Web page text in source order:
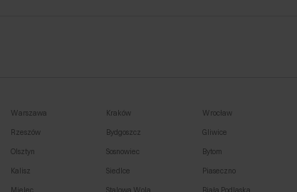
Warszawa Kraków Wrocław
Rzeszów Bydgoszcz Gliwice
Olsztyn Sosnowiec Bytom
Kalisz Siedlce Piaseczno